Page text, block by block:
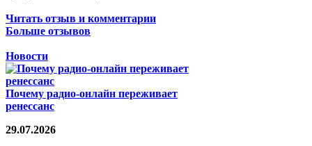
Читать отзыв и комментарии
Больше отзывов
Новости
Почему радио-онлайн переживает
ренессанс
29.07.2026